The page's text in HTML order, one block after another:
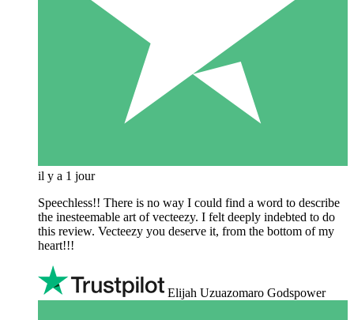
il y a 1 jour
Speechless!! There is no way I could find a word to describe
the inesteemable art of vecteezy. I felt deeply indebted to do
this review. Vecteezy you deserve it, from the bottom of my
heart!!!
Elijah Uzuazomaro Godspower